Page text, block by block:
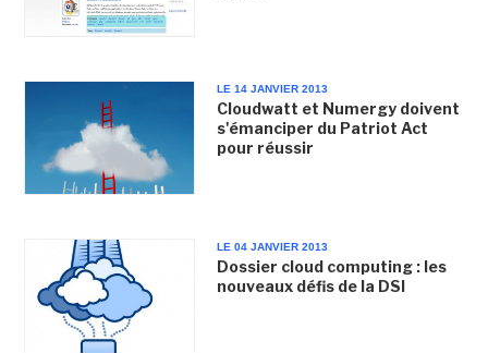
LE 14 JANVIER 2013
Cloudwatt et Numergy doivent
s'émanciper du Patriot Act
pour réussir
LE 04 JANVIER 2013
Dossier cloud computing : les
nouveaux défis de la DSI